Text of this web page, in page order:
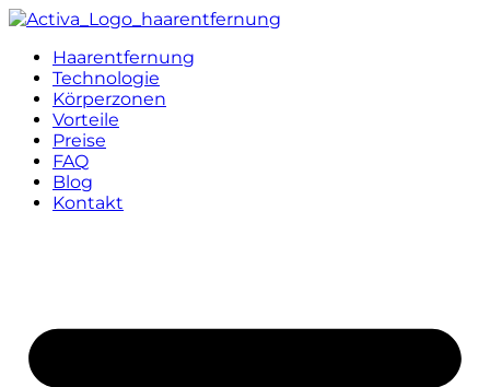
Haarentfernung
Technologie
Körperzonen
Vorteile
Preise
FAQ
Blog
Kontakt